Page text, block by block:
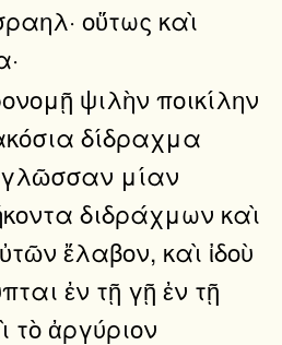
οὕτως καὶ
ψιλὴν ποικίλην
δίδραχμα
γλῶσσαν μίαν
διδράχμων καὶ
ἔλαβον, καὶ ἰδοὺ
ἐν τῇ γῇ ἐν τῇ
τὸ ἀργύριον